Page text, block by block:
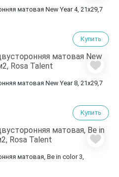
матовая New Year 4, 21х29,7
Купить
матовая New Year 8, 21х29,7
Купить
матовая, Be in color 3,